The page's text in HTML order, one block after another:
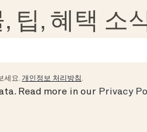
팁, 혜택 소
세요. 개인정보 처리방침 .
Read more in our Privacy